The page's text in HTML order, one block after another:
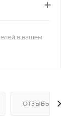
в вашем
ОТЗЫВЫ